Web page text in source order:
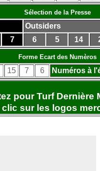
Sélection de la Presse
Outsiders
7 6 5 14
Forme Ecart des Numèros
15 7 6 Numéros à
pour Turf Dernière
clic sur les logos